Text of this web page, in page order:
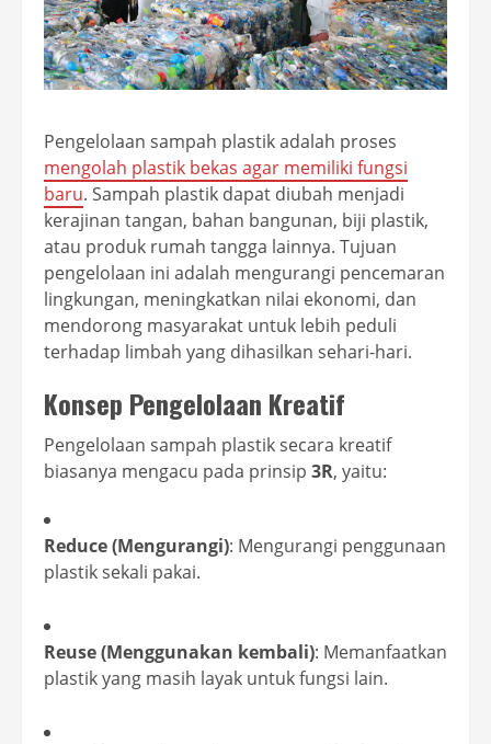
Pengelolaan sampah plastik adalah proses
mengolah plastik bekas agar memiliki fungsi
baru. Sampah plastik dapat diubah menjadi
kerajinan tangan, bahan bangunan, biji plastik,
atau produk rumah tangga lainnya. Tujuan
pengelolaan ini adalah mengurangi pencemaran
lingkungan, meningkatkan nilai ekonomi, dan
mendorong masyarakat untuk lebih peduli
terhadap limbah yang dihasilkan sehari-hari.
Konsep Pengelolaan Kreatif
Pengelolaan sampah plastik secara kreatif
biasanya mengacu pada prinsip 3R, yaitu:
Reduce (Mengurangi): Mengurangi penggunaan
plastik sekali pakai.
Reuse (Menggunakan kembali): Memanfaatkan
plastik yang masih layak untuk fungsi lain.